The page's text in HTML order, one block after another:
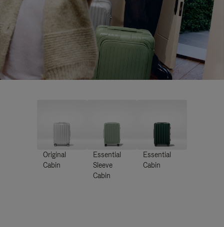
Original
Cabin
Essential
Sleeve
Cabin
Essential
Cabin